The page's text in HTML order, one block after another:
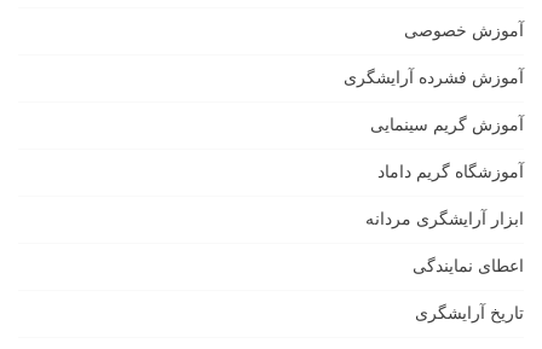
آموزش خصوصی
آموزش فشرده آرایشگری
آموزش گریم سینمایی
آموزشگاه گریم داماد
ابزار آرایشگری مردانه
اعطای نمایندگی
تاریخ آرایشگری